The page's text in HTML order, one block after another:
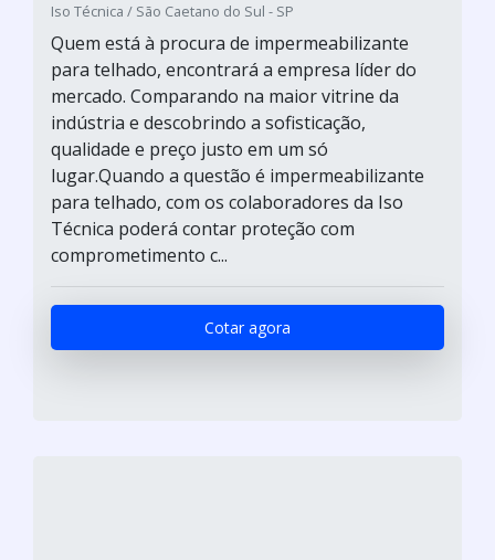
Iso Técnica / São Caetano do Sul - SP
Quem está à procura de impermeabilizante
para telhado, encontrará a empresa líder do
mercado. Comparando na maior vitrine da
indústria e descobrindo a sofisticação,
qualidade e preço justo em um só
lugar.Quando a questão é impermeabilizante
para telhado, com os colaboradores da Iso
Técnica poderá contar proteção com
comprometimento c...
Cotar agora